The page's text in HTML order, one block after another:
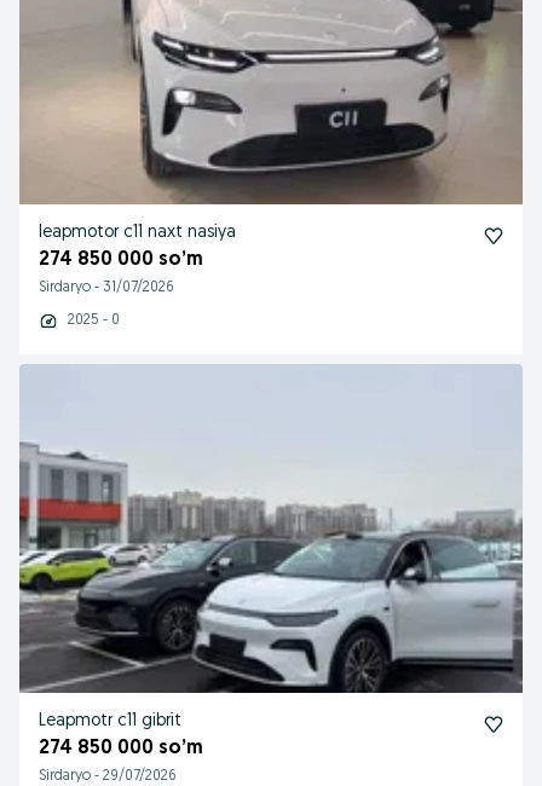
leapmotor c11 naxt nasiya
274 850 000 so’m
Sirdaryo - 31/07/2026
2025 - 0
Leapmotr c11 gibrit
274 850 000 so’m
Sirdaryo - 29/07/2026